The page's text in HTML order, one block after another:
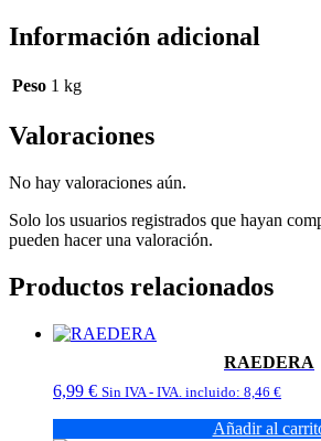
Información adicional
Peso 1 kg
Valoraciones
No hay valoraciones aún.
Solo los usuarios registrados que hayan
pueden hacer una valoración.
Productos relacionados
RAEDERA
6,99 € Sin IVA - IVA. incluido: 8,46 €
Añadir al